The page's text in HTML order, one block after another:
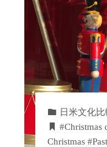
日米文化比
#Christmas
Christmas